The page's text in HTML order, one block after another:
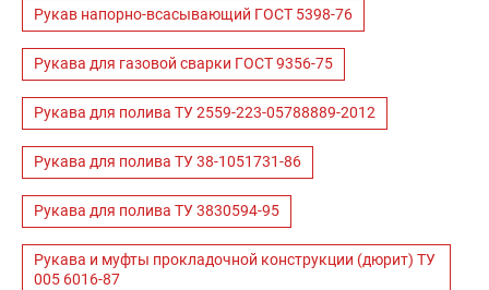
Рукав напорно-всасывающий ГОСТ 5398-76
Рукава для газовой сварки ГОСТ 9356-75
Рукава для полива ТУ 2559-223-05788889-2012
Рукава для полива ТУ 38-1051731-86
Рукава для полива ТУ 3830594-95
Рукава и муфты прокладочной конструкции (дюрит) ТУ
005 6016-87